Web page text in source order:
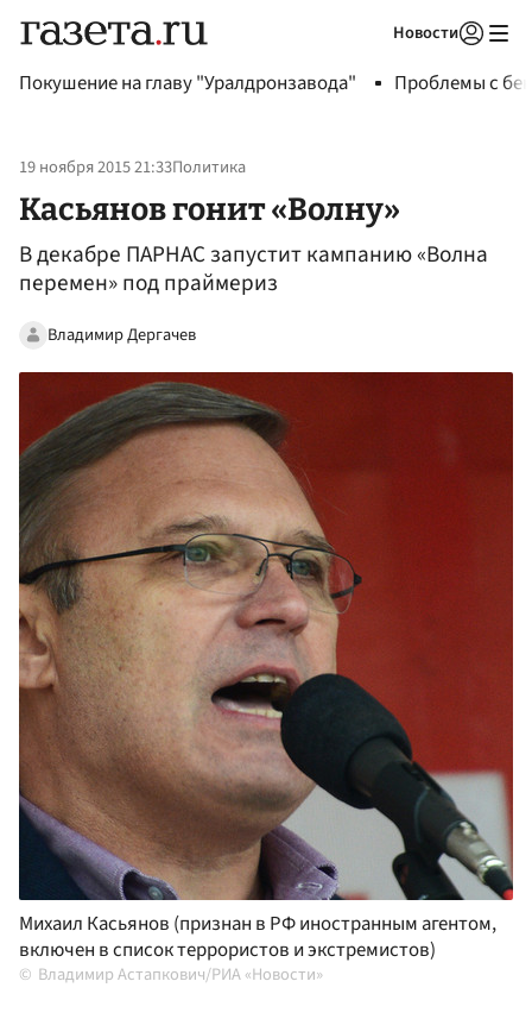
Новости
Покушение на главу "Уралдронзавода" Проблемы с
19 ноября 2015 21:33Политика
Касьянов гонит «Волну»
В декабре ПАРНАС запустит кампанию «Волна
перемен» под праймериз
Владимир Дергачев
Михаил Касьянов (признан в РФ иностранным агентом,
включен в список террористов и экстремистов)
Владимир Астапкович/РИА «Новости»